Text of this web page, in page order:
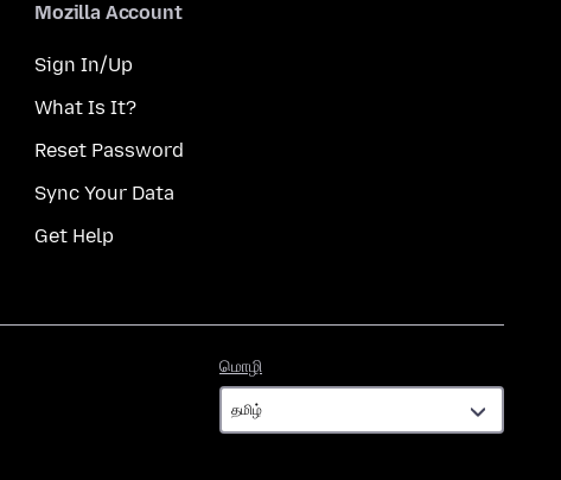
Mozilla Account
Sign In/Up
What Is It?
Reset Password
Sync Your Data
Get Help
மொழி